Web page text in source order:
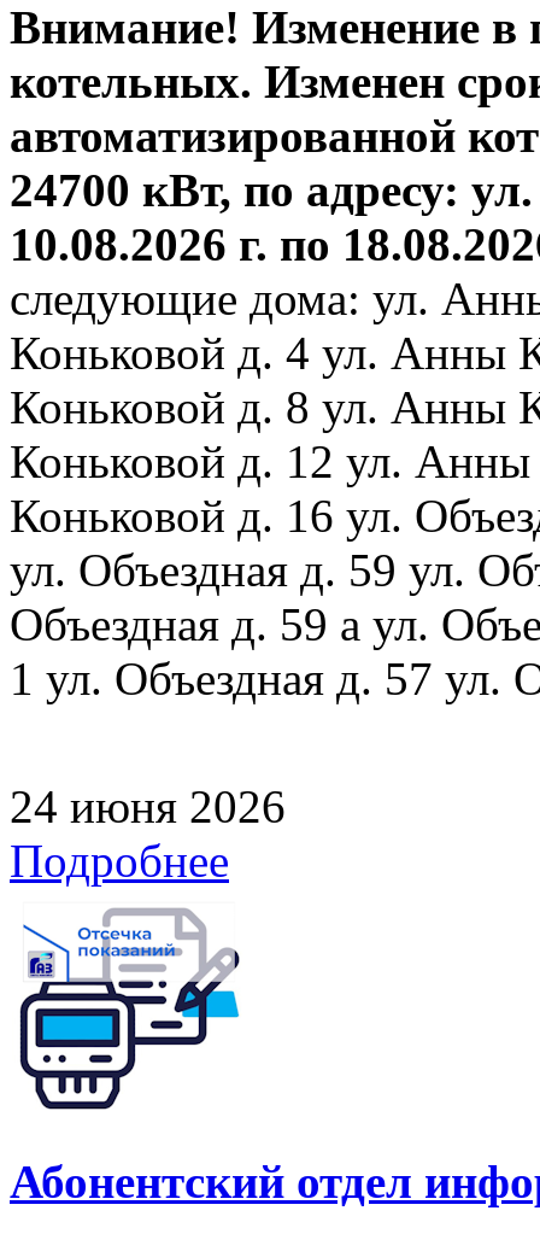
Внимание! Изменение в
котельных. Изменен
автоматизированной
24700 кВт, по адресу:
10.08.2026 г. по
следующие дома: ул.
Коньковой д. 4 ул. Анны
Коньковой д. 8 ул. Анны
Коньковой д. 12 ул.
Коньковой д. 16 ул.
ул. Объездная д. 59 ул.
Объездная д. 59 а ул.
1 ул. Объездная д. 57 ул.
24 июня 2026
Подробнее
Абонентский отдел